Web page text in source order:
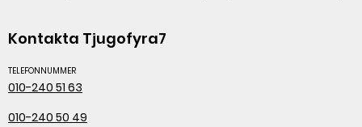
Kontakta Tjugofyra7
TELEFONNUMMER
010-240 51 63
010-240 50 49